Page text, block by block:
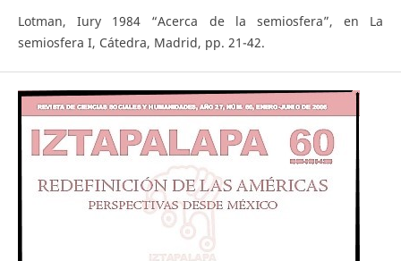
Lotman, Iury 1984 “Acerca de la semiosfera”, en La
semiosfera I, Cátedra, Madrid, pp. 21-42.